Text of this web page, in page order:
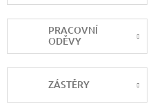
PRACOVNÍ
ODĚVY
ZÁSTĚRY